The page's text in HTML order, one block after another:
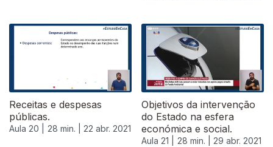
Receitas e despesas
públicas.
Aula 20 | 28 min. | 22 abr. 2021
Objetivos da intervenção
do Estado na esfera
económica e social.
Aula 21 | 28 min. | 29 abr. 2021